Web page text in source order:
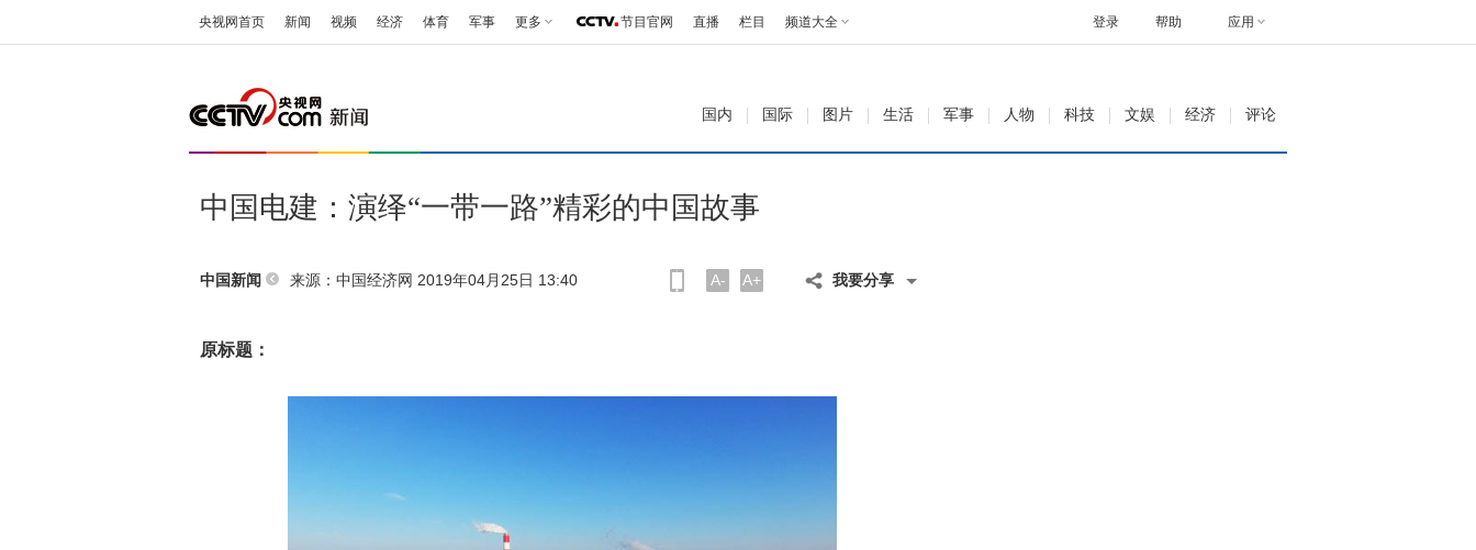
央视网首页 新闻 视频 经济 体育 军事 更多 节目官网 直播 栏目 频道大全 帮助 应用
登录
国内 国际 图片 生活 军事 人物 科技 文娱 经济 评论
中国电建：演绎“一带一路”精彩的中国故事
中国新闻 来源： 中国经济网 2019年04月25日 13:40 A- A+ 我要分享
原标题：